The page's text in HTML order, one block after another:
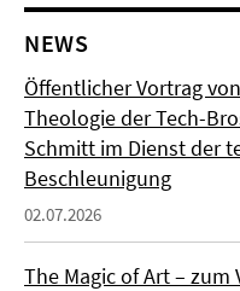
NEWS
Öffentlicher Vortrag
Theologie der Tech-
Schmitt im Dienst der
Beschleunigung
02.07.2026
The Magic of Art –